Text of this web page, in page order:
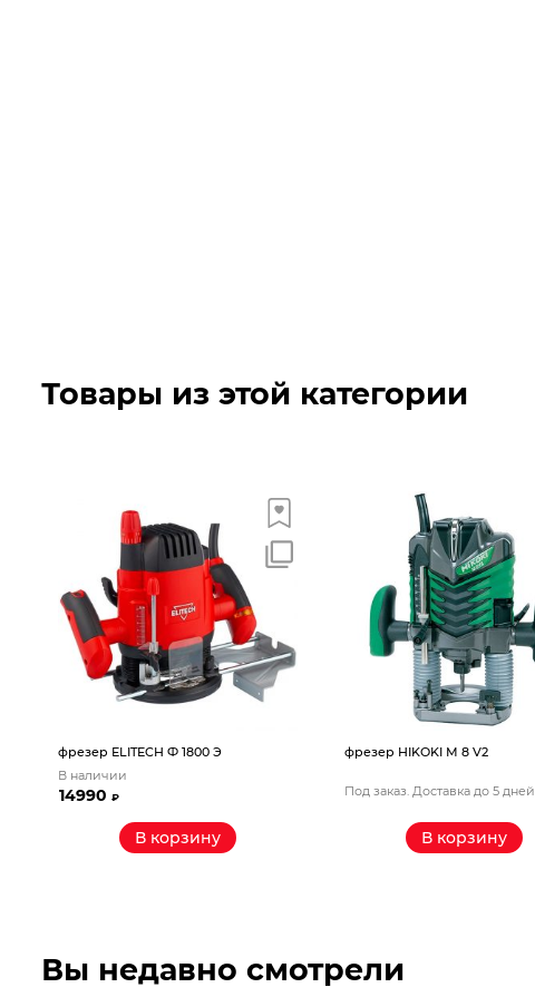
Товары из этой категории
фрезер ELITECH Ф 1800 Э
В наличии
14990₽
В корзину
фрезер HIKOKI М 8 V2
Под заказ. Доставка до 5 дней
В корзину
Вы недавно смотрели